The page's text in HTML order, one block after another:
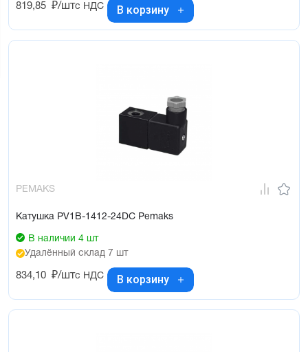
819,85 ₽/штс НДС В корзину
PEMAKS
Катушка PV1B-1412-24DC Pemaks
В наличии 4 шт
Удалённый склад 7 шт
834,10 ₽/штс НДС В корзину